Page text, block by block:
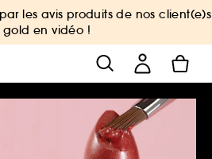
les avis produits de nos client(e)s
gold en vidéo !